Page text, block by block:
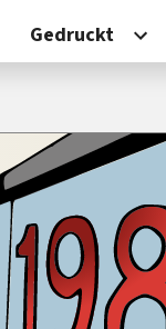
Gedruckt